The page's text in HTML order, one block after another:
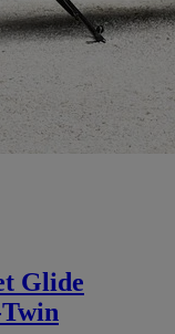
Glide